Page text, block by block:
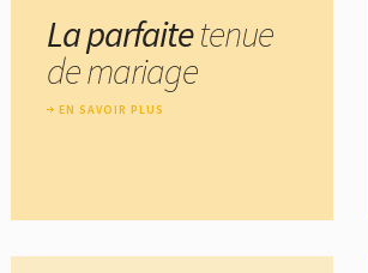
La parfaitetenue
de mariage
EN SAVOIR PLUS